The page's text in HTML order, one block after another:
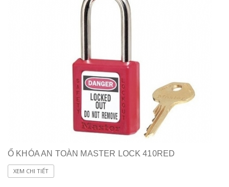
Ổ KHÓA AN TOÀN MASTER LOCK 410RED
XEM CHI TIẾT